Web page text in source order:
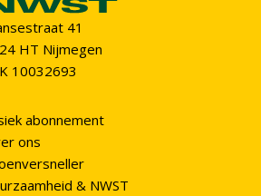
41
HT Nijmegen
10032693
abonnement
ons
& NWST